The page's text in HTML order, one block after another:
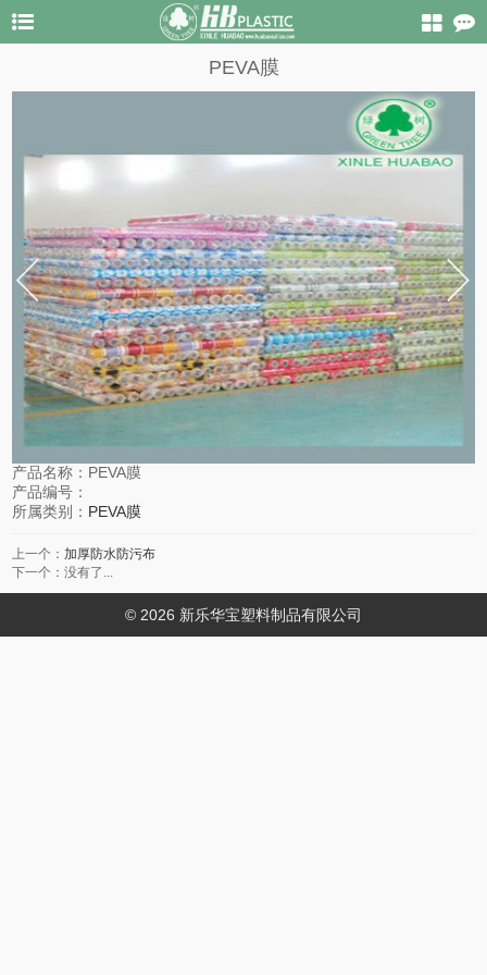
PEVA膜
产品名称： PEVA膜
产品编号：
所属类别： PEVA膜
上一个：加厚防水防污布
下一个：没有了...
© 2026 新乐华宝塑料制品有限公司